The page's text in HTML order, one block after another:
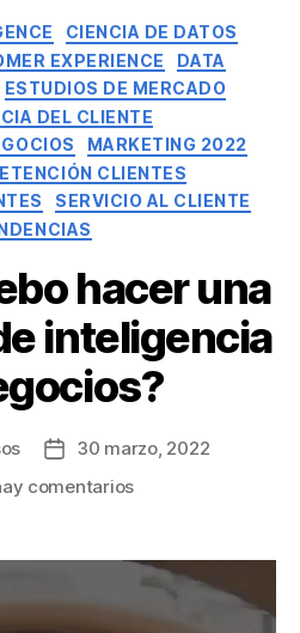
CIENCIA DE DATOS
EXPERIENCE
DATA
ESTUDIOS DE MERCADO
DEL CLIENTE
MARKETING 2022
CLIENTES
SERVICIO AL CLIENTE
hacer una
inteligencia
30 marzo, 2022
comentarios